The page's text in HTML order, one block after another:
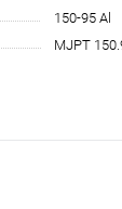
150-95 Al
MJPT